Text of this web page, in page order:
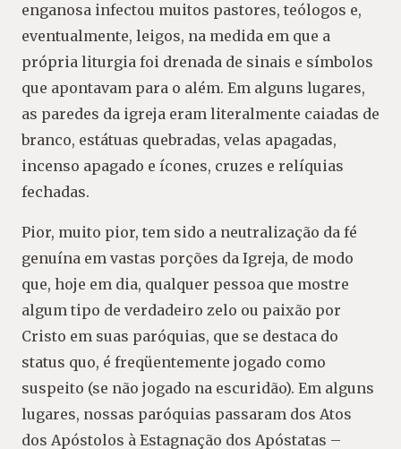
enganosa infectou muitos pastores, teólogos e,
eventualmente, leigos, na medida em que a
própria liturgia foi drenada de sinais e símbolos
que apontavam para o além. Em alguns lugares,
as paredes da igreja eram literalmente caiadas de
branco, estátuas quebradas, velas apagadas,
incenso apagado e ícones, cruzes e relíquias
fechadas.
Pior, muito pior, tem sido a neutralização da fé
genuína em vastas porções da Igreja, de modo
que, hoje em dia, qualquer pessoa que mostre
algum tipo de verdadeiro zelo ou paixão por
Cristo em suas paróquias, que se destaca do
status quo, é freqüentemente jogado como
suspeito (se não jogado na escuridão). Em alguns
lugares, nossas paróquias passaram dos Atos
dos Apóstolos à Estagnação dos Apóstatas –